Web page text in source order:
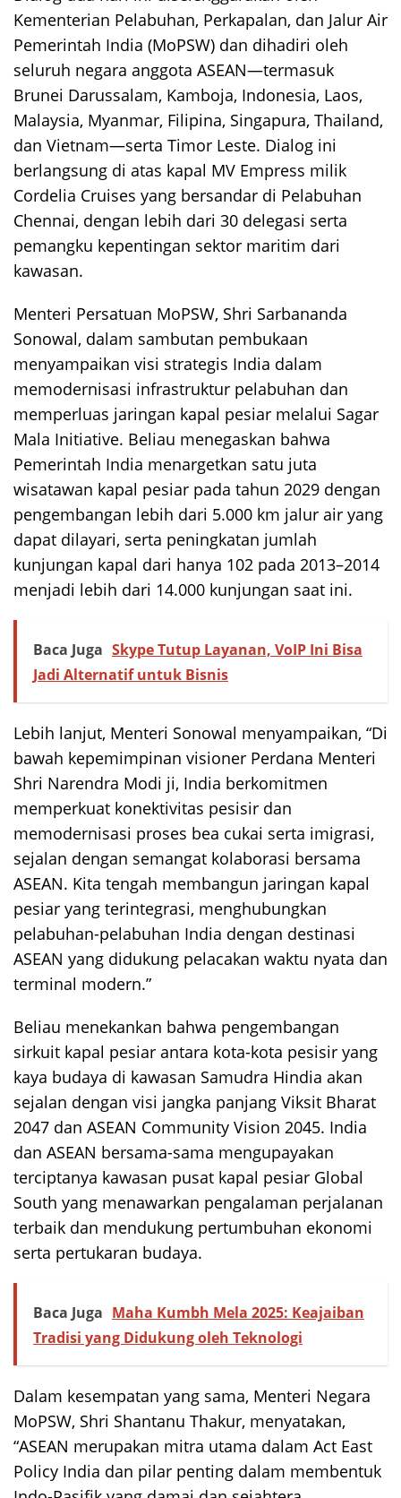
Kementerian Pelabuhan, Perkapalan, dan Jalur Air
Pemerintah India (MoPSW) dan dihadiri oleh
seluruh negara anggota ASEAN—termasuk
Brunei Darussalam, Kamboja, Indonesia, Laos,
Malaysia, Myanmar, Filipina, Singapura, Thailand,
dan Vietnam—serta Timor Leste. Dialog ini
berlangsung di atas kapal MV Empress milik
Cordelia Cruises yang bersandar di Pelabuhan
Chennai, dengan lebih dari 30 delegasi serta
pemangku kepentingan sektor maritim dari
kawasan.
Menteri Persatuan MoPSW, Shri Sarbananda
Sonowal, dalam sambutan pembukaan
menyampaikan visi strategis India dalam
memodernisasi infrastruktur pelabuhan dan
memperluas jaringan kapal pesiar melalui Sagar
Mala Initiative. Beliau menegaskan bahwa
Pemerintah India menargetkan satu juta
wisatawan kapal pesiar pada tahun 2029 dengan
pengembangan lebih dari 5.000 km jalur air yang
dapat dilayari, serta peningkatan jumlah
kunjungan kapal dari hanya 102 pada 2013–2014
menjadi lebih dari 14.000 kunjungan saat ini.
Baca Juga Skype Tutup Layanan, VoIP Ini Bisa
Jadi Alternatif untuk Bisnis
Lebih lanjut, Menteri Sonowal menyampaikan, “Di
bawah kepemimpinan visioner Perdana Menteri
Shri Narendra Modi ji, India berkomitmen
memperkuat konektivitas pesisir dan
memodernisasi proses bea cukai serta imigrasi,
sejalan dengan semangat kolaborasi bersama
ASEAN. Kita tengah membangun jaringan kapal
pesiar yang terintegrasi, menghubungkan
pelabuhan-pelabuhan India dengan destinasi
ASEAN yang didukung pelacakan waktu nyata dan
terminal modern.”
Beliau menekankan bahwa pengembangan
sirkuit kapal pesiar antara kota-kota pesisir yang
kaya budaya di kawasan Samudra Hindia akan
sejalan dengan visi jangka panjang Viksit Bharat
2047 dan ASEAN Community Vision 2045. India
dan ASEAN bersama-sama mengupayakan
terciptanya kawasan pusat kapal pesiar Global
South yang menawarkan pengalaman perjalanan
terbaik dan mendukung pertumbuhan ekonomi
serta pertukaran budaya.
Baca Juga Maha Kumbh Mela 2025: Keajaiban
Tradisi yang Didukung oleh Teknologi
Dalam kesempatan yang sama, Menteri Negara
MoPSW, Shri Shantanu Thakur, menyatakan,
“ASEAN merupakan mitra utama dalam Act East
Policy India dan pilar penting dalam membentuk